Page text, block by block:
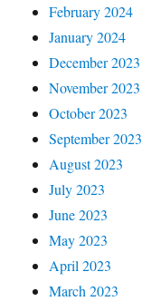
February 2024
January 2024
December 2023
November 2023
October 2023
September 2023
August 2023
July 2023
June 2023
May 2023
April 2023
March 2023